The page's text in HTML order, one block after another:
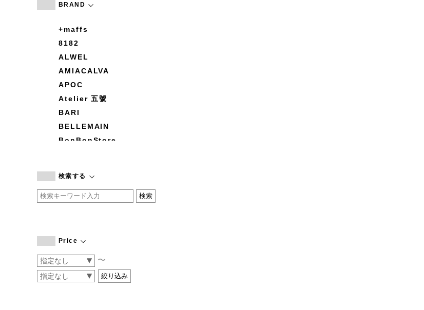
BRAND
+maffs
8182
ALWEL
AMIACALVA
APOC
Atelier 五號
BARI
BELLEMAIN
BonBonStore
by basics
CATWORTH
COGTHEBIGSMOKE
CONVERSE
DEAN & DELUCA
検索する
Price
〜